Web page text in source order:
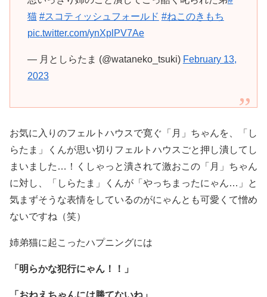
猫 #スコティッシュフォールド #ねこのきもち
pic.twitter.com/ynXplPV7Ae
— 月としらたま (@wataneko_tsuki) February 13,
2023
お気に入りのフェルトハウスで寛ぐ「月」ちゃんを、「し
らたま」くんが思い切りフェルトハウスごと押し潰してし
まいました…！くしゃっと潰されて激おこの「月」ちゃん
に対し、「しらたま」くんが「やっちまったにゃん…」と
気まずそうな表情をしているのがにゃんとも可愛くて憎め
ないですね（笑）
姉弟猫に起こったハプニングには
「明らかな犯行にゃん！！」